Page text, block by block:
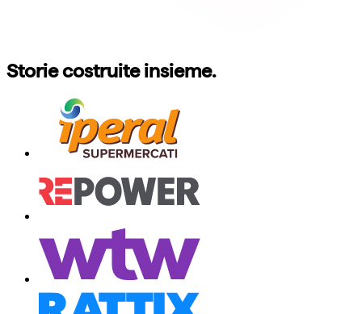
Storie costruite insieme.